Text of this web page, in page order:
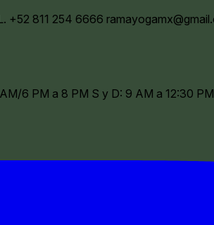
+52 811 254 6666
6 PM a 8 PM S y D: 9 AM a 12:30 PM